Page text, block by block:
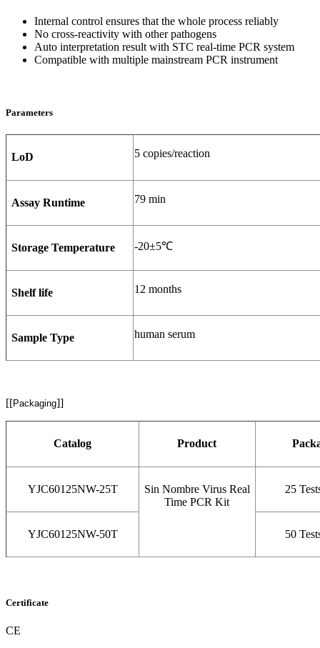
Internal control ensures that the whole process reliably
No cross-reactivity with other pathogens
Auto interpretation result with STC real-time PCR system
Compatible with multiple mainstream PCR instrument
Parameters
LoD 5 copies/reaction
Assay Runtime 79 min
Storage Temperature -20±5℃
Shelf life 12 months
Sample Type human serum
[[Packaging]]
Catalog Product
YJC60125NW-25T
Sin Nombre Virus Real
Time PCR Kit
25
YJC60125NW-50T 50
Certificate
CE